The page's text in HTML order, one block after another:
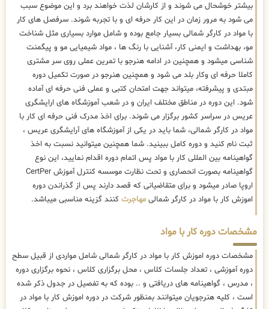
بیشتر خوشحال می شوند و از کارشان لذت خواهند برد و این موضوع سبب
می شود به مرور زمان در این کار حرفه ای و با تجربه شوند. سرفصل های کار
با مواد در کارگر شمالی بسیار جامع بوده و شامل موارد بسیاری مثل شناخت
مو، بهداشت و ایمنی کار، آشنایی با رنگ ها ، مواد شیمیایی مو و پیگمنت
شناسی میشود و همچنین در ادامه هنرجو با تمرین عملی روی سر مشتری
کاملا حرفه ای وکار بلد می شود و همچنین هنرجو در صورت تکمیل دوره
مبتدی و پیشرفته، میتواند جهت امتحان کتبی و عملی فنی حرفه ای آماده
شود. این دوره در مناطق مختلف ایران و در شعب آموزشگاه های ارایشگری
عریس در سراسر کشور برگزار می شوند. برای اخذ مدرک فنی حرفه ای کار با
مواد در کارگر شمالی، شما باید در یکی از آموزشگاه های آرایشگری عریس ،
ثبت نام کنید و دوره کامل ببینید. شما همچنین میتوانید نسبت به اخذ
گواهینامه بین المللی کار با مواد پس اتمام دوره اقدام نمایید، این نوع
گواهینامه بصورت انحصاری و تحت نظارت موسسه کنترل آموزش CertPer
اروپا صادر میشود و برای متقاضیانی که قصد دارند پس از گذراندن دوره
اموزش کار با مواد در کارگر شمالی مهاجرت کنند گزینه مناسبی میباشد.
مشخصات دوره کار با مواد
مشخصات دوره اموزش کار با مواد در کارگر شمالی شامل مواردی از قبیل سطح
دوره آموزشی ، تعداد جلسات کلاس ، محل برگزاری کلاس ، نحوه برگزاری دوره
، مدرس ، گواهینامه های دریافتی و .. بوده که به تفصیل در جدول ذکر شده
است ، کلیه هنرجویان میتوانند بمنظور شرکت در دوره اموزش کار با مواد در